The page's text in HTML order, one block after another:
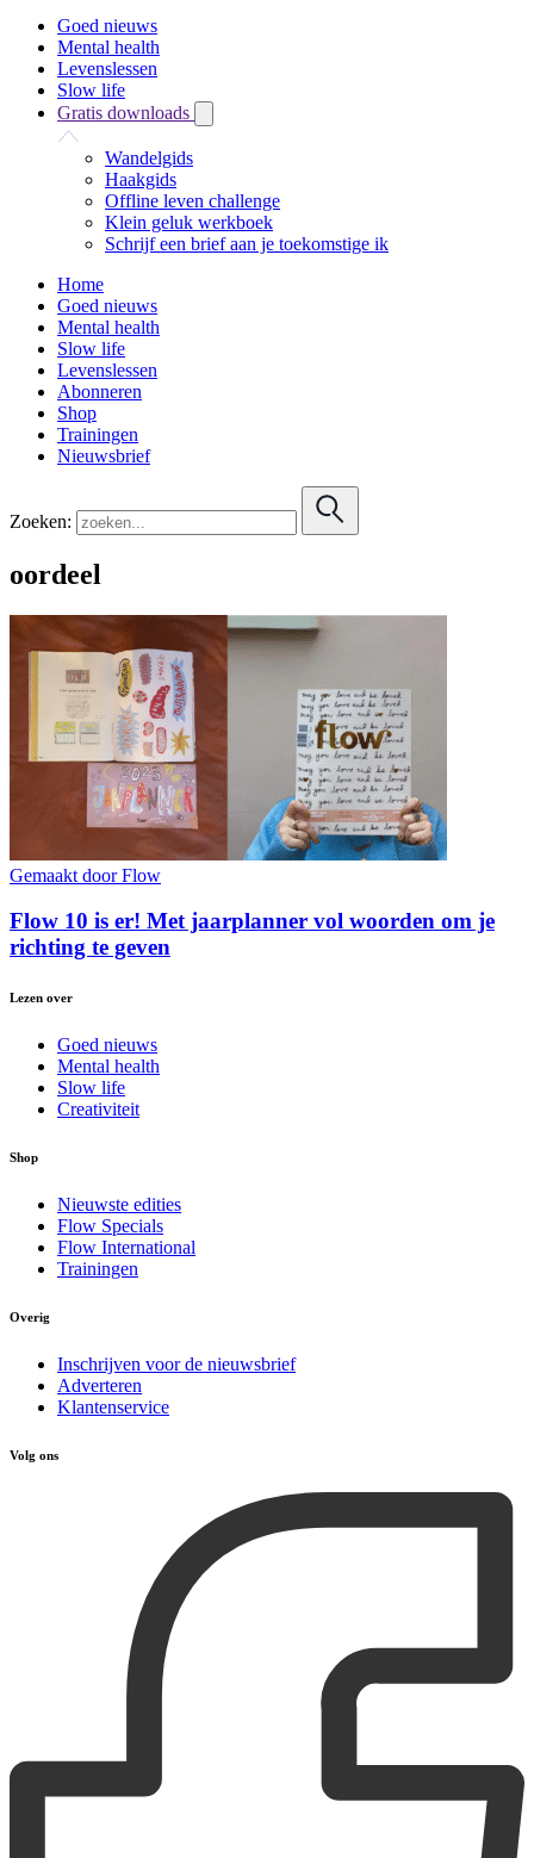
Goed nieuws
Mental health
Levenslessen
Slow life
Gratis downloads
Wandelgids
Haakgids
Offline leven challenge
Klein geluk werkboek
Schrijf een brief aan je toekomstige ik
Home
Goed nieuws
Mental health
Slow life
Levenslessen
Abonneren
Shop
Trainingen
Nieuwsbrief
Zoeken:
oordeel
Gemaakt door Flow
Flow 10 is er! Met jaarplanner vol woorden om je
richting te geven
Lezen over
Goed nieuws
Mental health
Slow life
Creativiteit
Shop
Nieuwste edities
Flow Specials
Flow International
Trainingen
Overig
Inschrijven voor de nieuwsbrief
Adverteren
Klantenservice
Volg ons